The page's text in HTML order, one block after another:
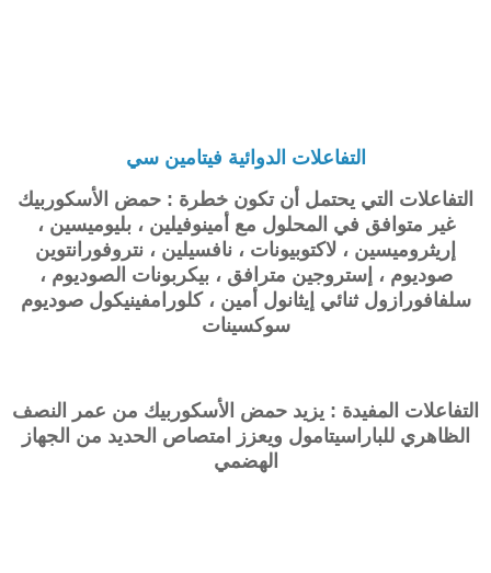
التفاعلات الدوائية فيتامين سي
التفاعلات التي يحتمل أن تكون خطرة : حمض الأسكوربيك
غير متوافق في المحلول مع أمينوفيلين ، بليوميسين ،
إريثروميسين ، لاكتوبيونات ، نافسيلين ، نتروفورانتوين
صوديوم ، إستروجين مترافق ، بيكربونات الصوديوم ،
سلفافورازول ثنائي إيثانول أمين ، كلورامفينيكول صوديوم
سوكسينات
التفاعلات المفيدة : يزيد حمض الأسكوربيك من عمر النصف
الظاهري للباراسيتامول ويعزز امتصاص الحديد من الجهاز
الهضمي